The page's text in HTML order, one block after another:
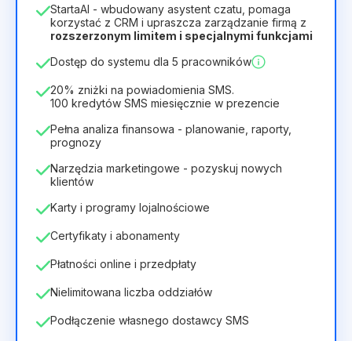
Czas trwania licencji
12 Months(zniżka -25%) Opłacalny
40zł28zł miesiąc
336zł za 12 Months
StartaAI - wbudowany asystent czatu, pomaga
korzystać z CRM i upraszcza zarządzanie firmą z
rozszerzonym limitem i specjalnymi funkcjami
Dostęp do systemu dla 5 pracowników
20% zniżki na powiadomienia SMS.
100 kredytów SMS miesięcznie w prezencie
Pełna analiza finansowa - planowanie, raporty,
prognozy
Narzędzia marketingowe - pozyskuj nowych
klientów
Karty i programy lojalnościowe
Certyfikaty i abonamenty
Płatności online i przedpłaty
Nielimitowana liczba oddziałów
Podłączenie własnego dostawcy SMS